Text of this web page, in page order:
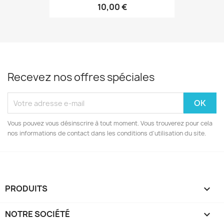
10,00 €
Recevez nos offres spéciales
Vous pouvez vous désinscrire à tout moment. Vous trouverez pour cela
nos informations de contact dans les conditions d'utilisation du site.
PRODUITS 
NOTRE SOCIÉTÉ 